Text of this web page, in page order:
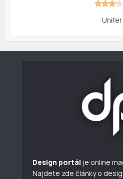
Unifer
Design portál je online
Najdete zde články o